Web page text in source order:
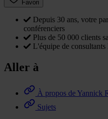
Favori
Depuis 30 ans, votre
conférenciers
Plus de 50 000 clients
L'équipe de
Aller à
À propos de Yannick
Sujets